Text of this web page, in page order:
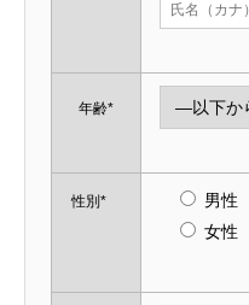
年齢*
性別*
男性
女性